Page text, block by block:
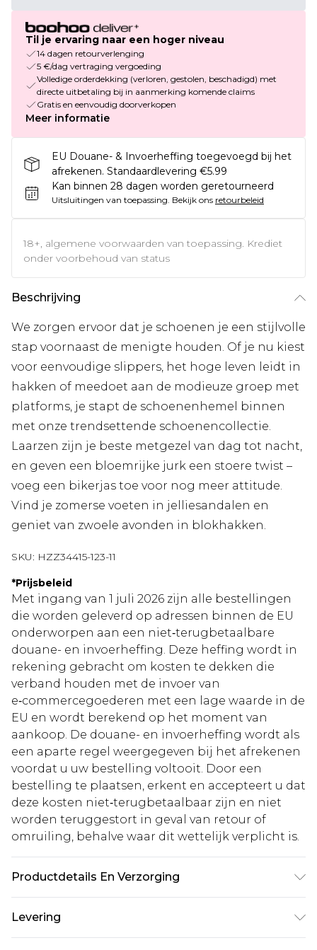
Til je ervaring naar een hoger niveau
14 dagen retourverlenging
5 €/dag vertraging vergoeding
Volledige orderdekking (verloren, gestolen, beschadigd) met
directe uitbetaling bij in aanmerking komende claims
Gratis en eenvoudig doorverkopen
Meer informatie
EU Douane- & Invoerheffing toegevoegd bij het
afrekenen. Standaardlevering €5.99
Kan binnen 28 dagen worden geretourneerd
Uitsluitingen van toepassing. Bekijk ons retourbeleid
18+, algemene voorwaarden van toepassing. Krediet
onder voorbehoud van status
Beschrijving
We zorgen ervoor dat je schoenen je een stijlvolle
stap voornaast de menigte houden. Of je nu kiest
voor eenvoudige slippers, het hoge leven leidt in
hakken of meedoet aan de modieuze groep met
platforms, je stapt de schoenenhemel binnen
met onze trendsettende schoenencollectie.
Laarzen zijn je beste metgezel van dag tot nacht,
en geven een bloemrijke jurk een stoere twist –
voeg een bikerjas toe voor nog meer attitude.
Vind je zomerse voeten in jelliesandalen en
geniet van zwoele avonden in blokhakken.
SKU: HZZ34415-123-11
*Prijsbeleid
Met ingang van 1 juli 2026 zijn alle bestellingen
die worden geleverd op adressen binnen de EU
onderworpen aan een niet‑terugbetaalbare
douane- en invoerheffing. Deze heffing wordt in
rekening gebracht om kosten te dekken die
verband houden met de invoer van
e‑commercegoederen met een lage waarde in de
EU en wordt berekend op het moment van
aankoop. De douane- en invoerheffing wordt als
een aparte regel weergegeven bij het afrekenen
voordat u uw bestelling voltooit. Door een
bestelling te plaatsen, erkent en accepteert u dat
deze kosten niet‑terugbetaalbaar zijn en niet
worden teruggestort in geval van retour of
omruiling, behalve waar dit wettelijk verplicht is.
Productdetails En Verzorging
Bovenwerk: 100% polyurethaan, Binnenwerk:
Levering